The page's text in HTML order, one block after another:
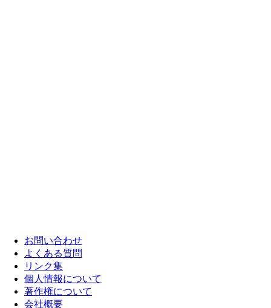
お問い合わせ
よくある質問
リンク集
個人情報について
著作権について
会社概要